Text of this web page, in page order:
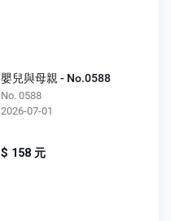
嬰兒與母親 - No.0588
No. 0588
2026-07-01
$ 158 元